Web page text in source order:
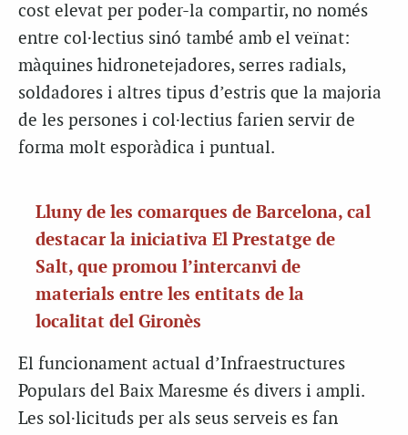
cost elevat per poder-la compartir, no només
entre col·lectius sinó també amb el veïnat:
màquines hidronetejadores, serres radials,
soldadores i altres tipus d’estris que la majoria
de les persones i col·lectius farien servir de
forma molt esporàdica i puntual.
Lluny de les comarques de Barcelona, cal
destacar la iniciativa El Prestatge de
Salt, que promou l’intercanvi de
materials entre les entitats de la
localitat del Gironès
El funcionament actual d’Infraestructures
Populars del Baix Maresme és divers i ampli.
Les sol·licituds per als seus serveis es fan